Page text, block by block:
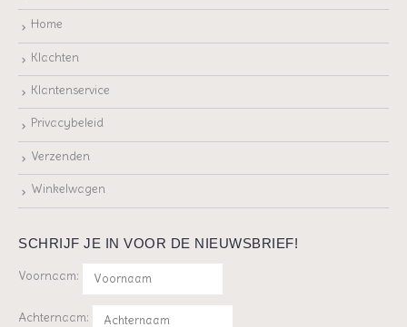
Home
Klachten
Klantenservice
Privacybeleid
Verzenden
Winkelwagen
SCHRIJF JE IN VOOR DE NIEUWSBRIEF!
Voornaam:
Achternaam: